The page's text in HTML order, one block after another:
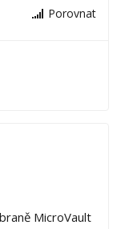
Porovnat